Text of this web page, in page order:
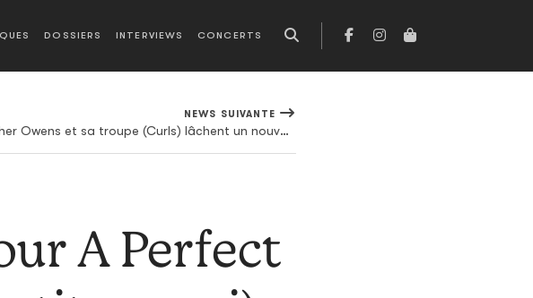
DOSSIERS INTERVIEWS CONCERTS
NEWS SUIVANTE
Christopher Owens et sa troupe (Curls) lâchent un nouveau titre
A Perfect